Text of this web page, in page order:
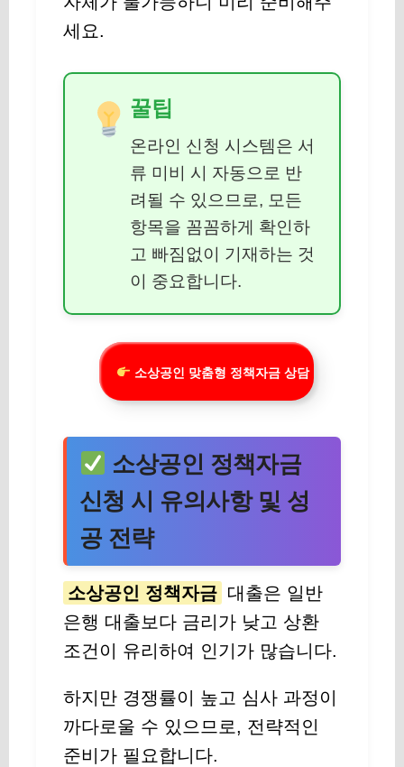
세요.
꿀팁
온라인 신청 시스템은 서
류 미비 시 자동으로 반
려될 수 있으므로, 모든
항목을 꼼꼼하게 확인하
고 빠짐없이 기재하는 것
이 중요합니다.
소상공인 맞춤형 정책자금 상담
소상공인 정책자금
신청 시 유의사항 및 성
공 전략
소상공인 정책자금 대출은 일반
은행 대출보다 금리가 낮고 상환
조건이 유리하여 인기가 많습니다.
하지만 경쟁률이 높고 심사 과정이
까다로울 수 있으므로, 전략적인
준비가 필요합니다.